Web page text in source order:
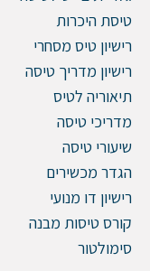
טיסת היכרות
רישיון טיס מסחרי
רישיון מדריך טיסה
תיאוריה לטיס
מדריכי טיסה
שיעורי טיסה
הגדר מכשירים
רישיון דו מנועי
קורס טיסות מבנה
סימולטור